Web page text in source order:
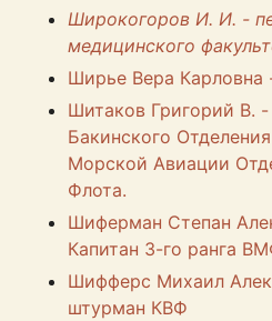
Широкогоров И. И. -
медицинского
Ширье Вера Карловна
Шитаков Григорий В.
Бакинского
Морской Авиации
Флота.
Шиферман Степан
Капитан 3-го ранга
Шифферс Михаил
штурман КВФ